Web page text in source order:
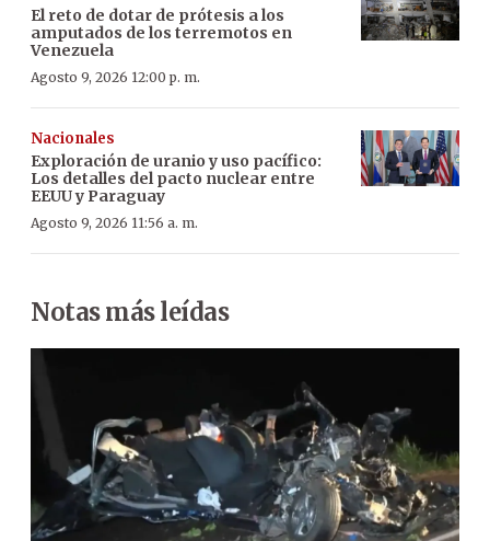
El reto de dotar de prótesis a los
amputados de los terremotos en
Venezuela
Agosto 9, 2026 12:00 p. m.
Nacionales
Exploración de uranio y uso pacífico:
Los detalles del pacto nuclear entre
EEUU y Paraguay
Agosto 9, 2026 11:56 a. m.
Notas más leídas